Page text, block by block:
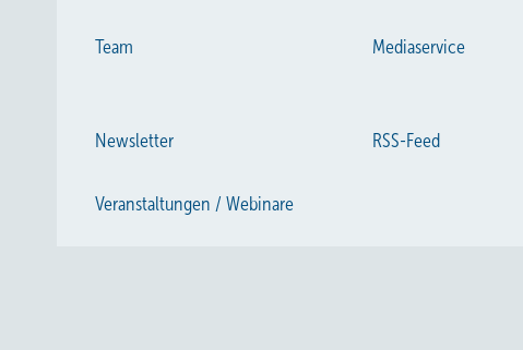
Team Mediaservice
Newsletter RSS-Feed
Veranstaltungen / Webinare